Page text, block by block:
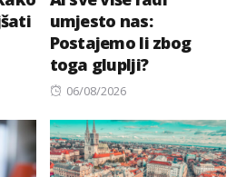
umjesto nas:
Postajemo li zbog
toga gluplji?
Posted
06/08/2026